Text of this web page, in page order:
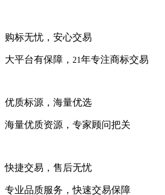
购标无忧，安心交易
大平台有保障， 21 年专注商标交易
优质标源，海量优选
海量优质资源，专家顾问把关
快捷交易，售后无忧
专业品质服务，快速交易保障